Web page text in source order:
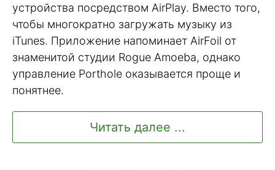
устройства посредством AirPlay. Вместо того,
чтобы многократно загружать музыку из
iTunes. Приложение напоминает AirFoil от
знаменитой студии Rogue Amoeba, однако
управление Porthole оказывается проще и
понятнее.
Читать далее ...